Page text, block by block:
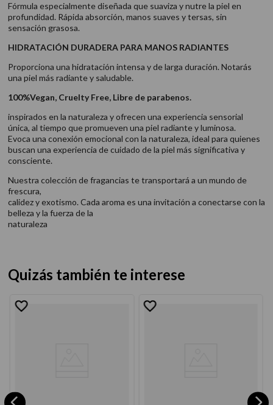
Fórmula especialmente diseñada que suaviza y nutre la piel en
profundidad. Rápida absorción, manos suaves y tersas, sin
sensación grasosa.
HIDRATACIÓN DURADERA PARA MANOS RADIANTES
Proporciona una hidratación intensa y de larga duración. Notarás
una piel más radiante y saludable.
100%Vegan, Cruelty Free, Libre de parabenos.
inspirados en la naturaleza y ofrecen una experiencia sensorial
única, al tiempo que promueven una piel radiante y luminosa.
Evoca una conexión emocional con la naturaleza, ideal para quienes
buscan una experiencia de cuidado de la piel más significativa y
consciente.
Nuestra colección de fragancias te transportará a un mundo de
frescura,
calidez y exotismo. Cada aroma es una invitación a conectarse con la
belleza y la fuerza de la
naturaleza
Quizás también te interese